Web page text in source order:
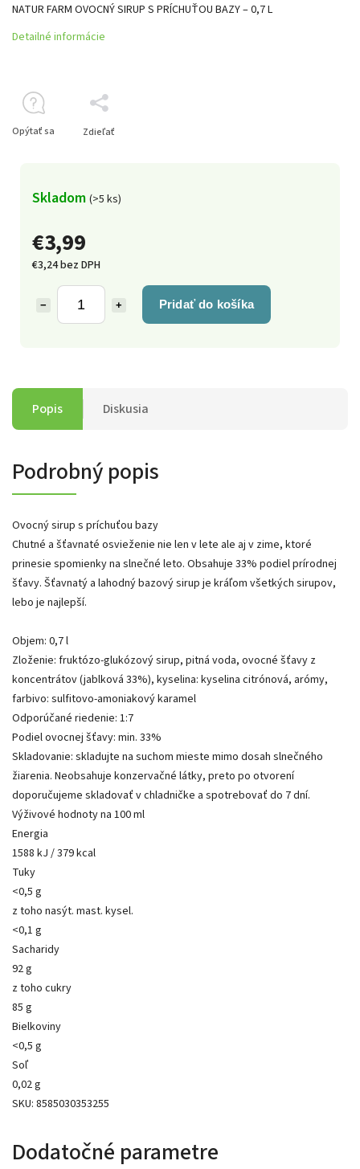
€3,99
€3,24 bez DPH
+
− Pridať do košíka
Skladom (>5 ks)
NATUR FARM OVOCNÝ SIRUP S PRÍCHUŤOU BAZY – 0,7 L
Detailné informácie
Opýtať sa Zdieľať
Popis Diskusia
Podrobný popis
Ovocný sirup s príchuťou bazy
Chutné a šťavnaté osvieženie nie len v lete ale aj v zime, ktoré
prinesie spomienky na slnečné leto. Obsahuje 33% podiel prírodnej
šťavy. Šťavnatý a lahodný bazový sirup je kráľom všetkých sirupov,
lebo je najlepší.
Objem: 0,7 l
Zloženie: fruktózo-glukózový sirup, pitná voda, ovocné šťavy z
koncentrátov (jablková 33%), kyselina: kyselina citrónová, arómy,
farbivo: sulfitovo-amoniakový karamel
Odporúčané riedenie: 1:7
Podiel ovocnej šťavy: min. 33%
Skladovanie: skladujte na suchom mieste mimo dosah slnečného
žiarenia. Neobsahuje konzervačné látky, preto po otvorení
doporučujeme skladovať v chladničke a spotrebovať do 7 dní.
Výživové hodnoty na 100 ml
Energia
1588 kJ / 379 kcal
Tuky
<0,5 g
z toho nasýt. mast. kysel.
<0,1 g
Sacharidy
92 g
z toho cukry
85 g
Bielkoviny
<0,5 g
Soľ
0,02 g
SKU: 8585030353255
Dodatočné parametre